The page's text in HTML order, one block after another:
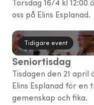
Torsdag 16/4 kl 12:00
oss på Elins Esplanad.
Tidigare event
Seniortisdag
Tisdagen den 21 april
Elins Esplanad för en
gemenskap och fika.